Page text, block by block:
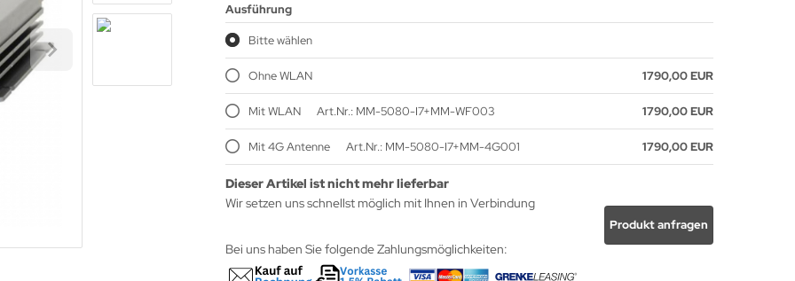
Ausführung
Bitte wählen
Ohne WLAN 1790,00 EUR
Mit WLAN Art.Nr.: MM-5080-I7+MM-WF003 1790,00 EUR
Mit 4G Antenne Art.Nr.: MM-5080-I7+MM-4G001 1790,00 EUR
Dieser Artikel ist nicht mehr lieferbar
Produkt anfragen
Wir setzen uns schnellst möglich mit Ihnen in Verbindung
Bei uns haben Sie folgende Zahlungsmöglichkeiten: